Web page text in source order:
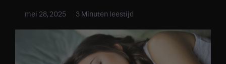
mei 28, 2025 3 Minuten leestijd